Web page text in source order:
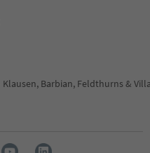
Klausen, Barbian, Feldthurns &